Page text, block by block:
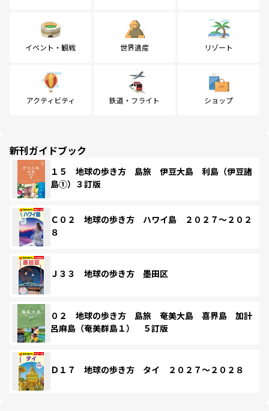
イベント・観戦 世界遺産 リゾート
アクティビティ 鉄道・フライト ショップ
新刊ガイドブック
１５ 地球の歩き方 島旅 伊豆大島 利島（伊豆諸
島①）３訂版
Ｃ０２ 地球の歩き方 ハワイ島 ２０２７～２０２
８
Ｊ３３ 地球の歩き方 墨田区
０２ 地球の歩き方 島旅 奄美大島 喜界島 加計
呂麻島（奄美群島１） ５訂版
Ｄ１７ 地球の歩き方 タイ ２０２７～２０２８